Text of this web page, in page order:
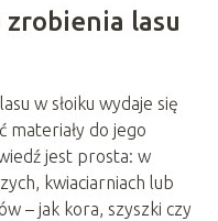
lasu
w słoiku wydaje się
materiały do jego
jest prosta: w
kwiaciarniach lub
– jak kora, szyszki czy